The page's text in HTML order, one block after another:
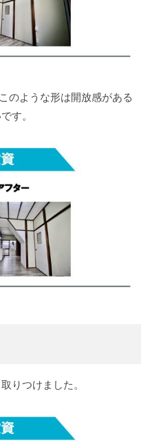
のような形は開放感がある
す。
りつけました。